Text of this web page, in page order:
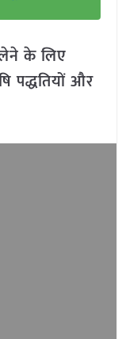
के लिए
पद्धतियों और